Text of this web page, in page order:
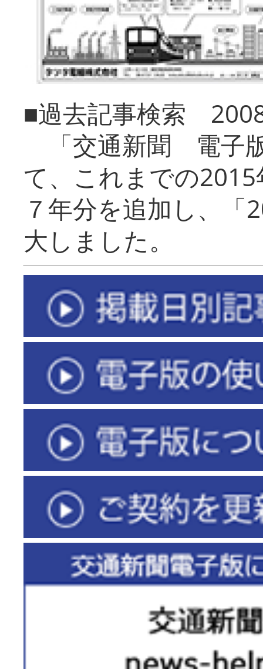
■過去記事検索
「交通新聞 電子
て、これまでの
７年分を追加し、「
大しまし